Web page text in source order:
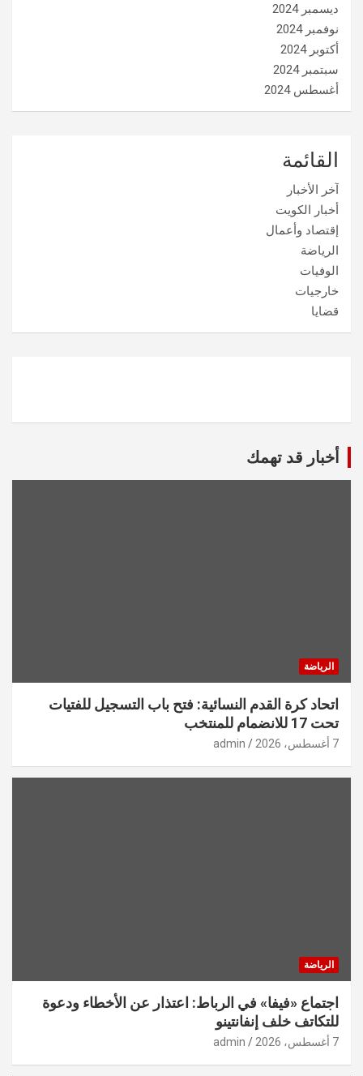
ديسمبر 2024
نوفمبر 2024
أكتوبر 2024
سبتمبر 2024
أغسطس 2024
القائمة
آخر الأخبار
أخبار الكويت
إقتصاد وأعمال
الرياضة
الوفيات
خارجيات
قضايا
أخبار قد تهمك
الرياضة
اتحاد كرة القدم النسائية: فتح باب التسجيل للفتيات
تحت 17 للانضمام للمنتخب
7 أغسطس، 2026 admin
الرياضة
اجتماع «فيفا» في الرباط: اعتذار عن الأخطاء ودعوة
للتكاتف خلف إنفانتينو
7 أغسطس، 2026 admin